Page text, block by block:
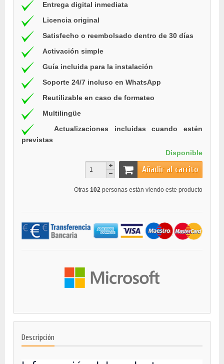
Entrega digital inmediata
Licencia original
Satisfecho o reembolsado dentro de 30 días
Activación simple
Guía incluida para la instalación
Soporte 24/7 incluso en WhatsApp
Reutilizable en caso de formateo
Multilingüe
Actualizaciones incluidas cuando estén
previstas
Disponible
Añadir al carrito
Otras 102 personas están viendo este producto
Descripción